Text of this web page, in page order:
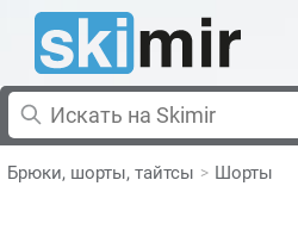
Брюки, шорты, тайтсы Шорты